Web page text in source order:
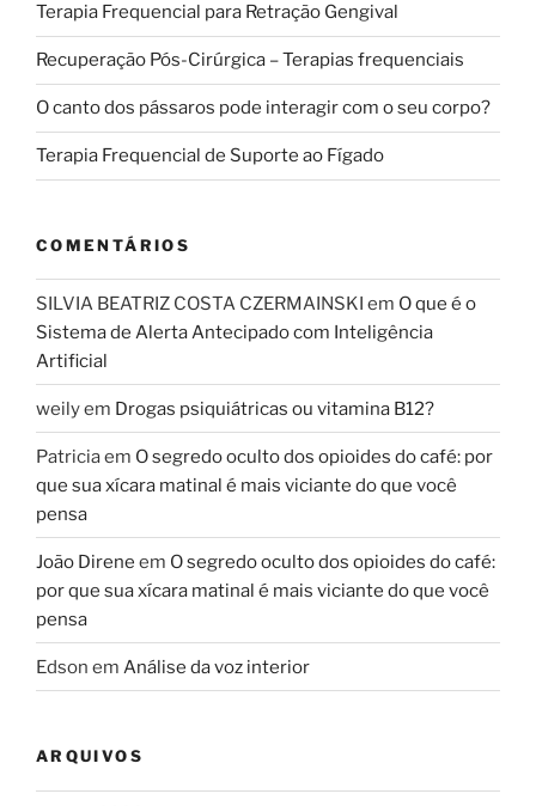
Terapia Frequencial para Retração Gengival
Recuperação Pós-Cirúrgica – Terapias frequenciais
O canto dos pássaros pode interagir com o seu corpo?
Terapia Frequencial de Suporte ao Fígado
COMENTÁRIOS
SILVIA BEATRIZ COSTA CZERMAINSKI em O que é o
Sistema de Alerta Antecipado com Inteligência
Artificial
weilyem Drogas psiquiátricas ou vitamina B12?
Patriciaem O segredo oculto dos opioides do café: por
que sua xícara matinal é mais viciante do que você
pensa
João Direne em O segredo oculto dos opioides do café:
por que sua xícara matinal é mais viciante do que você
pensa
Edson em Análise da voz interior
ARQUIVOS